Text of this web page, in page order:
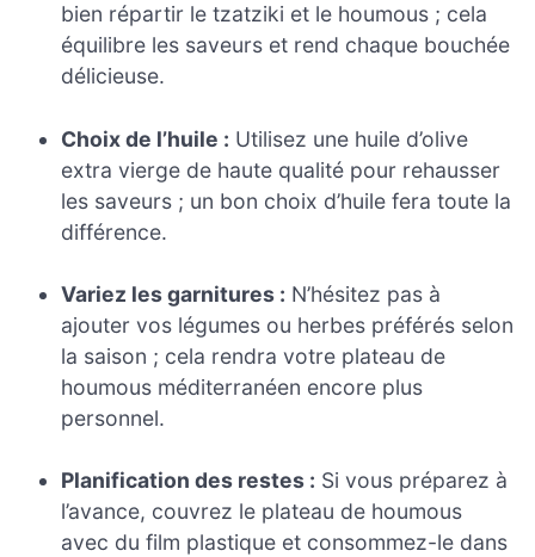
bien répartir le tzatziki et le houmous ; cela
équilibre les saveurs et rend chaque bouchée
délicieuse.
Choix de l’huile : Utilisez une huile d’olive
extra vierge de haute qualité pour rehausser
les saveurs ; un bon choix d’huile fera toute la
différence.
Variez les garnitures : N’hésitez pas à
ajouter vos légumes ou herbes préférés selon
la saison ; cela rendra votre plateau de
houmous méditerranéen encore plus
personnel.
Planification des restes : Si vous préparez à
l’avance, couvrez le plateau de houmous
avec du film plastique et consommez-le dans